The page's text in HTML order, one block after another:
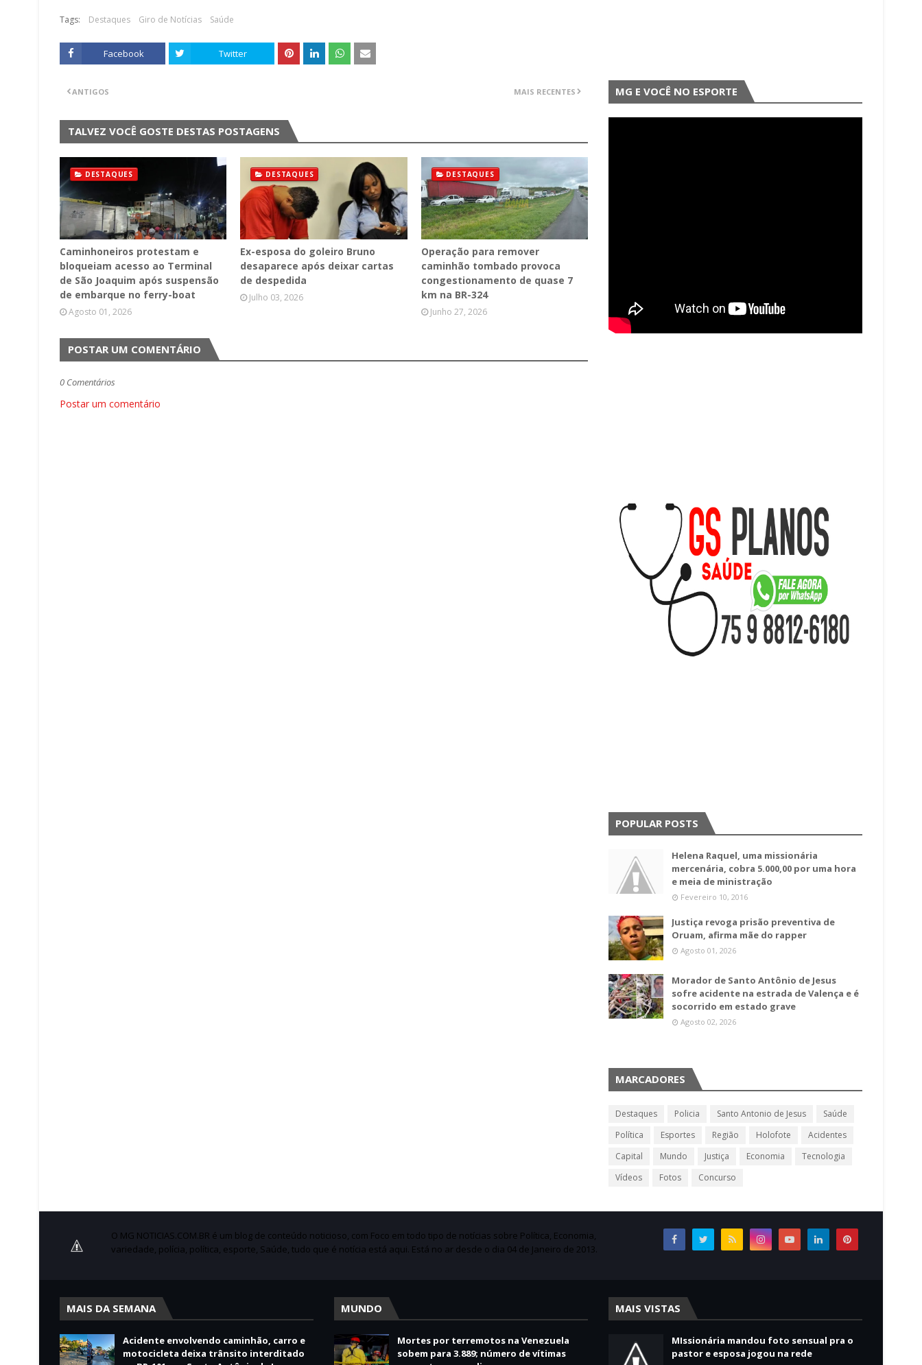
Tags: Destaques Giro de Notícias Saúde
Facebook Twitter
MAIS RECENTES
ANTIGOS
TALVEZ VOCÊ GOSTE DESTAS POSTAGENS
DESTAQUES
Caminhoneiros protestam e
bloqueiam acesso ao Terminal
de São Joaquim após suspensão
de embarque no ferry-boat
Agosto 01, 2026
DESTAQUES
Ex-esposa do goleiro Bruno
desaparece após deixar cartas
de despedida
Julho 03, 2026
DESTAQUES
Operação para remover
caminhão tombado provoca
congestionamento de quase 7
km na BR-324
Junho 27, 2026
POSTAR UM COMENTÁRIO
0 Comentários
Postar um comentário
MG E VOCÊ NO ESPORTE
POPULAR POSTS
Helena Raquel, uma missionária
mercenária, cobra 5.000,00 por uma hora
e meia de ministração
Fevereiro 10, 2016
Justiça revoga prisão preventiva de
Oruam, afirma mãe do rapper
Agosto 01, 2026
Morador de Santo Antônio de Jesus
sofre acidente na estrada de Valença e é
socorrido em estado grave
Agosto 02, 2026
MARCADORES
Destaques Policia Santo Antonio de Jesus
Saúde
Política
Esportes Região Holofote
Acidentes
Capital
Mundo Justiça Economia
Tecnologia
Vídeos
Fotos Concurso
O MG NOTICIAS.COM.BR é um blog de conteúdo noticioso, com Foco em todo tipo de notícias sobre Política, Economia,
variedade, polícia, política, esporte, Saúde, tudo que é notícia está aqui. Está no ar desde o dia 04 de Janeiro de 2013.
MAIS DA SEMANA
Acidente envolvendo caminhão, carro e
motocicleta deixa trânsito interditado
MUNDO
Mortes por terremotos na Venezuela
sobem para 3.889; número de vítimas
MAIS VISTAS
MIssionária mandou foto sensual pra o
pastor e esposa jogou na rede